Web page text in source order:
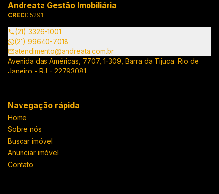
Andreata Gestão Imobiliária
CRECI: 5291
(21) 3326-1001
(21) 99640-7018
atendimento@andreata.com.br
Avenida das Américas, 7707, 1-309, Barra da Tijuca, Rio de
Janeiro - RJ - 22793081
Navegação rápida
Home
Sobre nós
Buscar imóvel
Anunciar imóvel
Contato